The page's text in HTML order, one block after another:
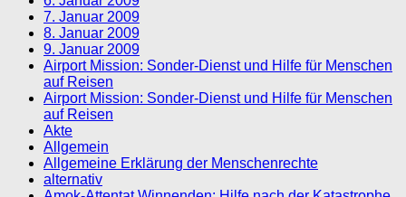
7. Januar 2009
8. Januar 2009
9. Januar 2009
Airport Mission: Sonder-Dienst und Hilfe für Menschen
auf Reisen
Airport Mission: Sonder-Dienst und Hilfe für Menschen
auf Reisen
Akte
Allgemein
Allgemeine Erklärung der Menschenrechte
alternativ